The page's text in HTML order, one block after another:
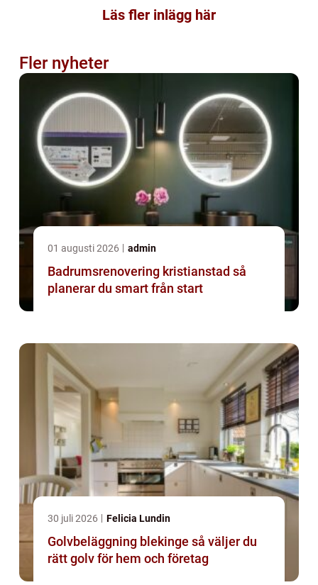
Läs fler inlägg här
Fler nyheter
01 augusti 2026 admin
Badrumsrenovering kristianstad så
planerar du smart från start
30 juli 2026 Felicia Lundin
Golvbeläggning blekinge så väljer du
rätt golv för hem och företag